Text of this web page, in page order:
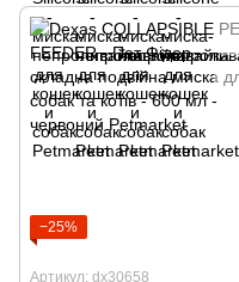
−25%
Артикул: dx30658